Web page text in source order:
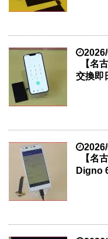
【名
交換即
【名
Digno